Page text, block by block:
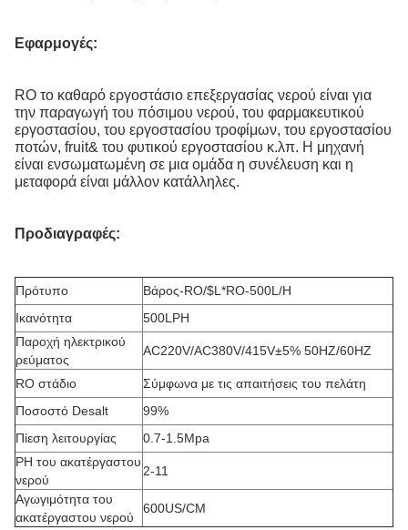
Εφαρμογές:
RO το καθαρό εργοστάσιο επεξεργασίας νερού είναι για
την παραγωγή του πόσιμου νερού, του φαρμακευτικού
εργοστασίου, του εργοστασίου τροφίμων, του εργοστασίου
ποτών, fruit& του φυτικού εργοστασίου κ.λπ. Η μηχανή
είναι ενσωματωμένη σε μια ομάδα η συνέλευση και η
μεταφορά είναι μάλλον κατάλληλες.
Προδιαγραφές:
Πρότυπο
Βάρος-RO/$L*RO-500L/H
Ικανότητα
500LPH
Παροχή ηλεκτρικού
ρεύματος
AC220V/AC380V/415V±5% 50HZ/60HZ
RO στάδιο
Σύμφωνα με τις απαιτήσεις του πελάτη
Ποσοστό Desalt
99%
Πίεση λειτουργίας
0.7-1.5Mpa
PH του ακατέργαστου
νερού
2-11
Αγωγιμότητα του
ακατέργαστου νερού
600US/CM